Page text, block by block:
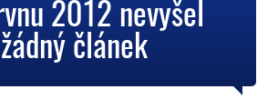
2012 nevyšel
žádný článek